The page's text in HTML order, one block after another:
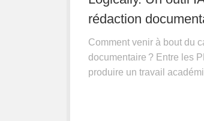
rédaction
Comment venir à bout du
documentaire ? Entre les
produire un travail